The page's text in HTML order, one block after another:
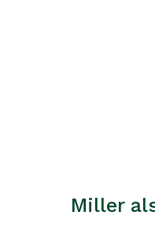
Miller is
year-old
less than
Berlin
Europe. In
Miller